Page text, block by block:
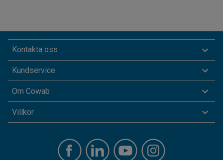
Kontakta oss
Kundservice
Om Cowab
Villkor